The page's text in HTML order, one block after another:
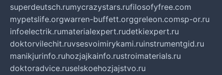
superdeutsch.rumycrazystars.rufilosofyfree.com
mypetslife.orgwarren-buffett.orggreleon.comsp-or.ru
infoelectrik.rumaterialexpert.rudetkiexpert.ru
doktorvilechit.ruvsesvoimirykami.ruinstrumentgid.ru
manikjurinfo.ruhozjajkainfo.rustroimaterials.ru
doktoradvice.ruselskoehozjajstvo.ru